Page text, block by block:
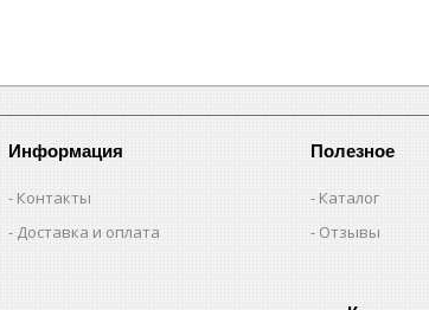
Информация
Контакты
Доставка и оплата
Полезное
Каталог
Отзывы